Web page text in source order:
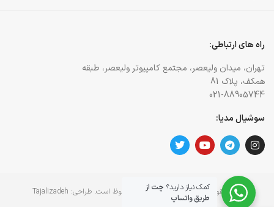
راه های ارتباطی:
تهران، میدان ولیعصر، مجتمع کامپیوتر ولیعصر، طبقه
همکف، پلاک 81
021-88905744
سوشیال مدیا:
کلیه حقوق برای وبسایت آژمان آی تی محفوظ است. طراحی: Tajalizadeh کمک نیاز دارید؟ چت از
طریق واتساپ